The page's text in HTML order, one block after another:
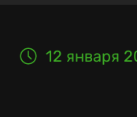
12 января